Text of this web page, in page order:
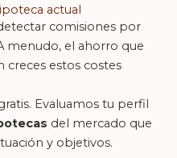
actual
comisiones por
menudo, el ahorro que
creces estos costes
Evaluamos tu perfil
del mercado que
y objetivos.